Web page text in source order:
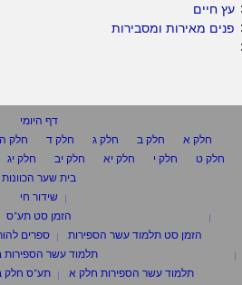
עץ חיים
פנים מאירות ומסבירות
דף היומי
חלק א
חלק ב חלק ג חלק ד חלק ה
חלק ט
חלק י חלק יא חלק יב חלק יג
בית שער הכוונות
שידור חי
הזמן סט תע"ס
הזמן סט תלמוד עשר הספירות
ספרים
תלמוד עשר הספירות
תלמוד עשר הספירות חלק א
תע"ס חלק